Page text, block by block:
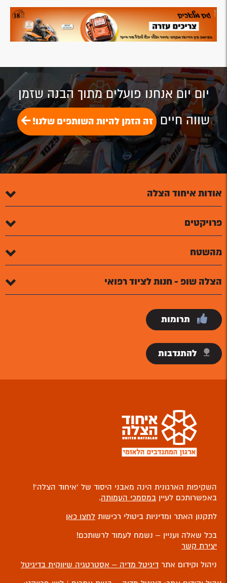
יום יום אנחנו פועלים מתוך הבנה שזמן
שווה חיים זה הזמן להיות השותפים שלנו!
אודות איחוד הצלה
פרויקטים
מהשטח
הצלה שופ - חנות לציוד רפואי
תרומות
להתנדבות
השקיפות הארגונית הינה מאבני היסוד של ‘איחוד הצלה’!
באפשרותכם לעיין במסמכי העמותה.
לתקנון האתר ומדיניות ביטולי רכישות לחצו כאן
בכל שאלה ועניין – נשמח לעמוד לרשותכם!
יצירת קשר
ניהול וקידום אתר דיגיטל מדיה – אסטרטגיה שיווקית בדיגיטל